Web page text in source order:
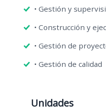
• Gestión y
• Construcción y
• Gestión de
• Gestión de calidad
Unidades